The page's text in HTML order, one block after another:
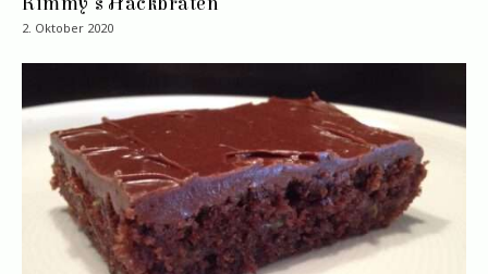
2. Oktober 2020